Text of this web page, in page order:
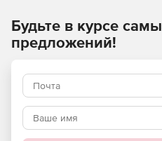
электронные таблицы.
функциональных
математических расчетов
расчеты, и это будет не
листе бумаги. Покажите
используя разнообразные
наряду с графиками,
Будьте в курсе
предложений!